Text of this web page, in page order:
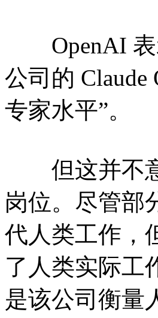
OpenAI 表
公司的 Claude
专家水平”。
但这并不意
岗位。尽管部
代人类工作，
了人类实际工
是该公司衡量